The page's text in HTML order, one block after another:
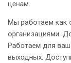
ценам.
Мы работаем как
организациями.
Работаем для
выходных.